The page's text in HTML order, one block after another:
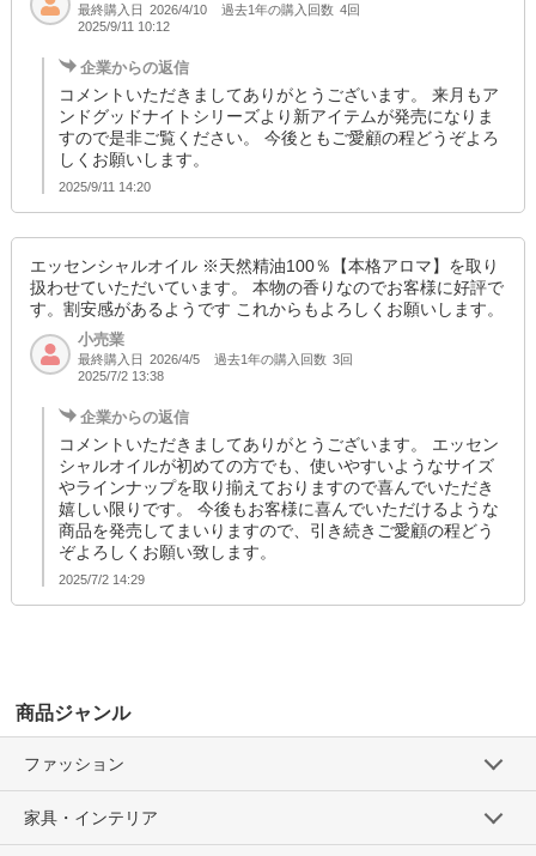
最終購入日 2026/4/10 過去1年の購入回数 4回
2025/9/11 10:12
企業からの返信
コメントいただきましてありがとうございます。 来月もア
ンドグッドナイトシリーズより新アイテムが発売になりま
すので是非ご覧ください。 今後ともご愛顧の程どうぞよろ
しくお願いします。
2025/9/11 14:20
エッセンシャルオイル ※天然精油100％【本格アロマ】を取り
扱わせていただいています。 本物の香りなのでお客様に好評で
す。割安感があるようです これからもよろしくお願いします。
小売業
最終購入日 2026/4/5 過去1年の購入回数 3回
2025/7/2 13:38
企業からの返信
コメントいただきましてありがとうございます。 エッセン
シャルオイルが初めての方でも、使いやすいようなサイズ
やラインナップを取り揃えておりますので喜んでいただき
嬉しい限りです。 今後もお客様に喜んでいただけるような
商品を発売してまいりますので、引き続きご愛顧の程どう
ぞよろしくお願い致します。
2025/7/2 14:29
商品ジャンル
ファッション
家具・インテリア